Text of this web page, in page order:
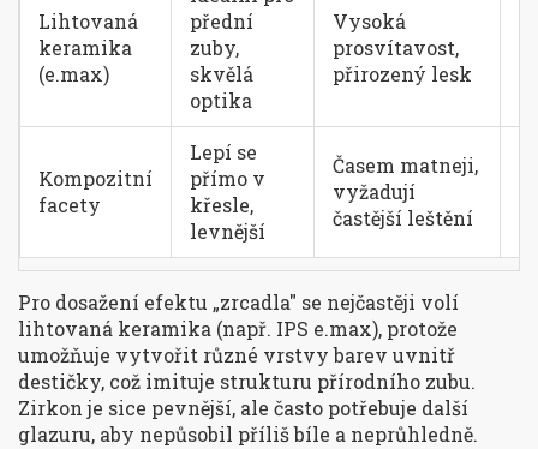
Lihtovaná
keramika
(e.max)
přední
zuby,
skvělá
optika
Vysoká
prosvítavost,
přirozený lesk
Kompozitní
facety
Lepí se
přímo v
křesle,
levnější
Časem matneji,
vyžadují
častější leštění
Pro dosažení efektu „zrcadla" se nejčastěji volí
lihtovaná keramika (např. IPS e.max), protože
umožňuje vytvořit různé vrstvy barev uvnitř
destičky, což imituje strukturu přírodního zubu.
Zirkon je sice pevnější, ale často potřebuje další
glazuru, aby nepůsobil příliš bíle a neprůhledně.